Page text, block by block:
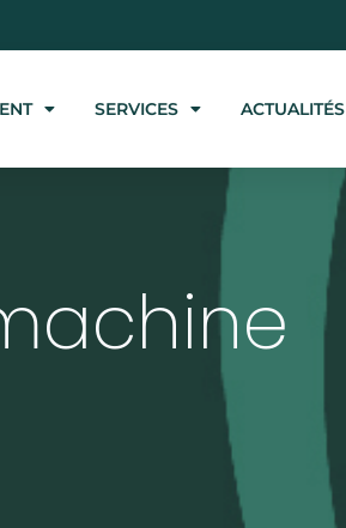
SERVICES ACTUALITÉS